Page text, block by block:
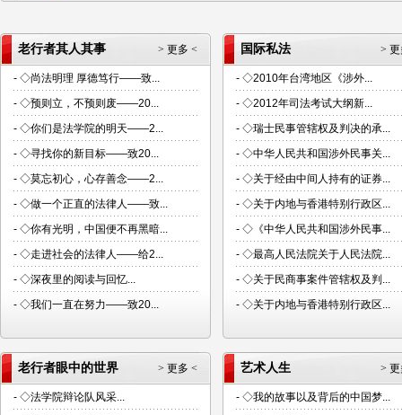
> 更多 <
老行者其人其事
- ◇尚法明理 厚德笃行——致...
- ◇预则立，不预则废——20...
- ◇你们是法学院的明天——2...
- ◇寻找你的新目标——致20...
- ◇莫忘初心，心存善念——2...
- ◇做一个正直的法律人——致...
- ◇你有光明，中国便不再黑暗...
- ◇走进社会的法律人——给2...
- ◇深夜里的阅读与回忆...
- ◇我们一直在努力——致20...
>
国际私法
- ◇2010年台湾地区《涉外...
- ◇2012年司法考试大纲新...
- ◇瑞士民事管辖权及判决的承...
- ◇中华人民共和国涉外民事关...
- ◇关于经由中间人持有的证券...
- ◇关于内地与香港特别行政区...
- ◇《中华人民共和国涉外民事...
- ◇最高人民法院关于人民法院...
- ◇关于民商事案件管辖权及判...
- ◇关于内地与香港特别行政区...
> 更多 <
老行者眼中的世界
- ◇法学院辩论队风采...
>
艺术人生
- ◇我的故事以及背后的中国梦...